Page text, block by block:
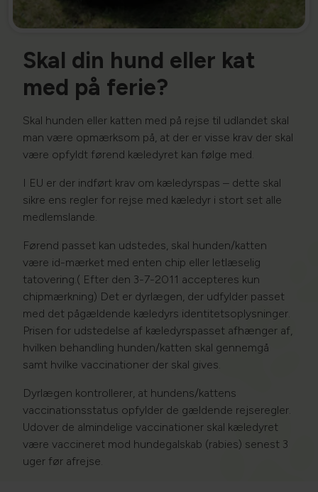
Skal din hund eller kat
med på ferie?
Skal hunden eller katten med på rejse til udlandet skal
man være opmærksom på, at der er visse krav der skal
være opfyldt førend kæledyret kan følge med.​
I EU er der indført krav om kæledyrspas – dette skal
sikre ens regler for rejse med kæledyr i stort set alle
medlemslande.
Førend passet kan udstedes, skal hunden/katten
være id-mærket med enten chip eller letlæselig
tatovering.( Efter den 3-7-2011 accepteres kun
chipmærkning) Det er dyrlægen, der udfylder passet
med det pågældende kæledyrs identitetsoplysninger.
Prisen for udstedelse af kæledyrspasset afhænger af,
hvilken behandling hunden/katten skal gennemgå
samt hvilke vaccinationer der skal gives.
Dyrlægen kontrollerer, at hundens/kattens
vaccinationsstatus opfylder de gældende rejseregler.
Udover de almindelige vaccinationer skal kæledyret
være vaccineret mod hundegalskab (rabies) senest 3
uger før afrejse.